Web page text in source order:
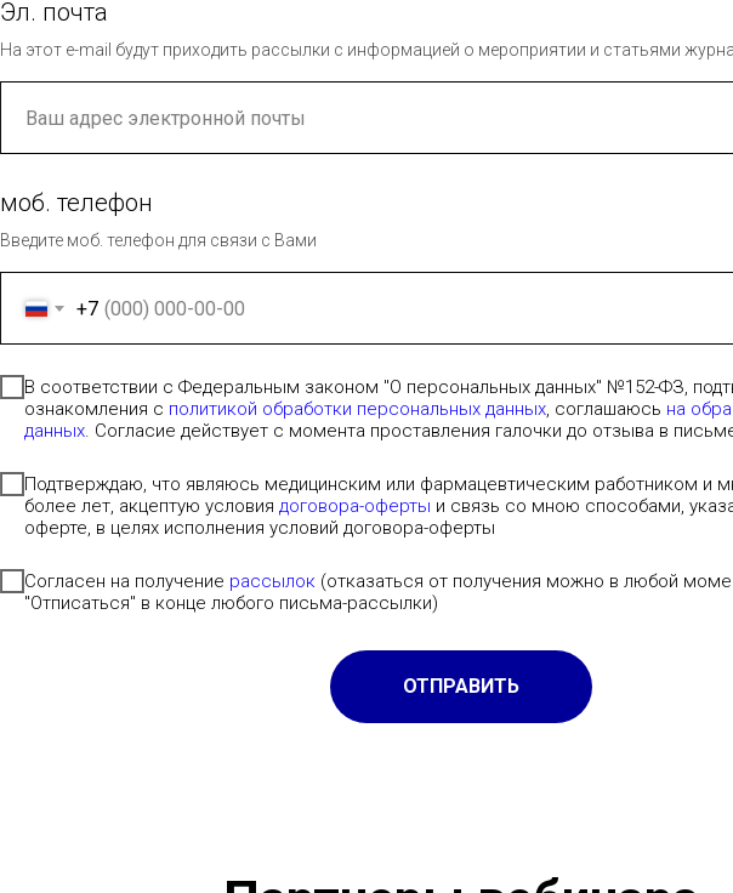
Эл. почта
На этот e-mail будут приходить рассылки с информацией о мероприятии и статьями
моб. телефон
Введите моб. телефон для связи с Вами
+7
В соответствии с Федеральным законом "О персональных данных" №152-ФЗ,
ознакомления с политикой обработки персональных данных, соглашаюсь на
данных. Согласие действует с момента проставления галочки до отзыва в
Подтверждаю, что являюсь медицинским или фармацевтическим работником и
более лет, акцептую условия договора-оферты и связь со мною способами,
оферте, в целях исполнения условий договора-оферты
Согласен на получение рассылок (отказаться от получения можно в любой
"Отписаться" в конце любого письма-рассылки)
ОТПРАВИТЬ